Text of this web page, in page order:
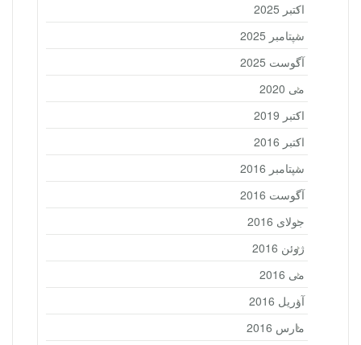
اکتبر 2025
سپتامبر 2025
آگوست 2025
می 2020
اکتبر 2019
اکتبر 2016
سپتامبر 2016
آگوست 2016
جولای 2016
ژوئن 2016
می 2016
آوریل 2016
مارس 2016